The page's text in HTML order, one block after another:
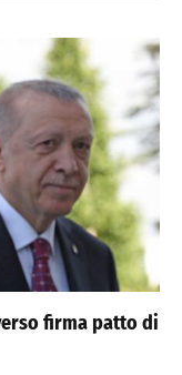
firma patto di